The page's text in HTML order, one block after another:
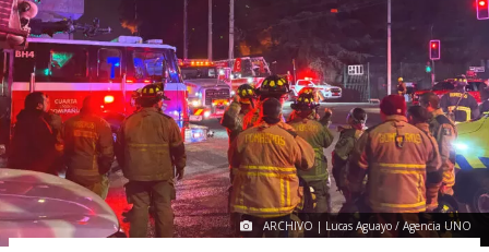
ARCHIVO | Lucas Aguayo / Agencia UNO